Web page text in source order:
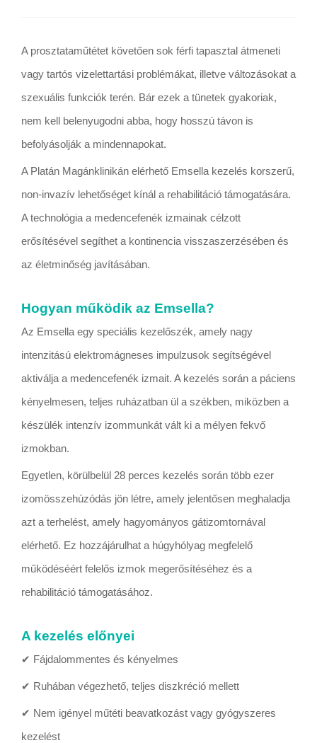
A prosztataműtétet követően sok férfi tapasztal átmeneti
vagy tartós vizelettartási problémákat, illetve változásokat a
szexuális funkciók terén. Bár ezek a tünetek gyakoriak,
nem kell belenyugodni abba, hogy hosszú távon is
befolyásolják a mindennapokat.
A Platán Magánklinikán elérhető Emsella kezelés korszerű,
non-invazív lehetőséget kínál a rehabilitáció támogatására.
A technológia a medencefenék izmainak célzott
erősítésével segíthet a kontinencia visszaszerzésében és
az életminőség javításában.
Hogyan működik az Emsella?
Az Emsella egy speciális kezelőszék, amely nagy
intenzitású elektromágneses impulzusok segítségével
aktiválja a medencefenék izmait. A kezelés során a páciens
kényelmesen, teljes ruházatban ül a székben, miközben a
készülék intenzív izommunkát vált ki a mélyen fekvő
izmokban.
Egyetlen, körülbelül 28 perces kezelés során több ezer
izomösszehúzódás jön létre, amely jelentősen meghaladja
azt a terhelést, amely hagyományos gátizomtornával
elérhető. Ez hozzájárulhat a húgyhólyag megfelelő
működéséért felelős izmok megerősítéséhez és a
rehabilitáció támogatásához.
A kezelés előnyei
✔ Fájdalommentes és kényelmes
✔ Ruhában végezhető, teljes diszkréció mellett
✔ Nem igényel műtéti beavatkozást vagy gyógyszeres
kezelést